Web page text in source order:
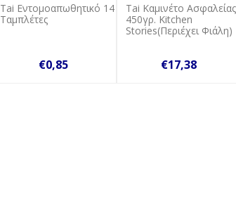
Tai Εντομοαπωθητικό 14
Tαμπλέτες
€0,85
Τai Καμινέτο Ασφαλείας
450γρ. Kitchen
Stories(Περιέχει Φιάλη)
€17,38